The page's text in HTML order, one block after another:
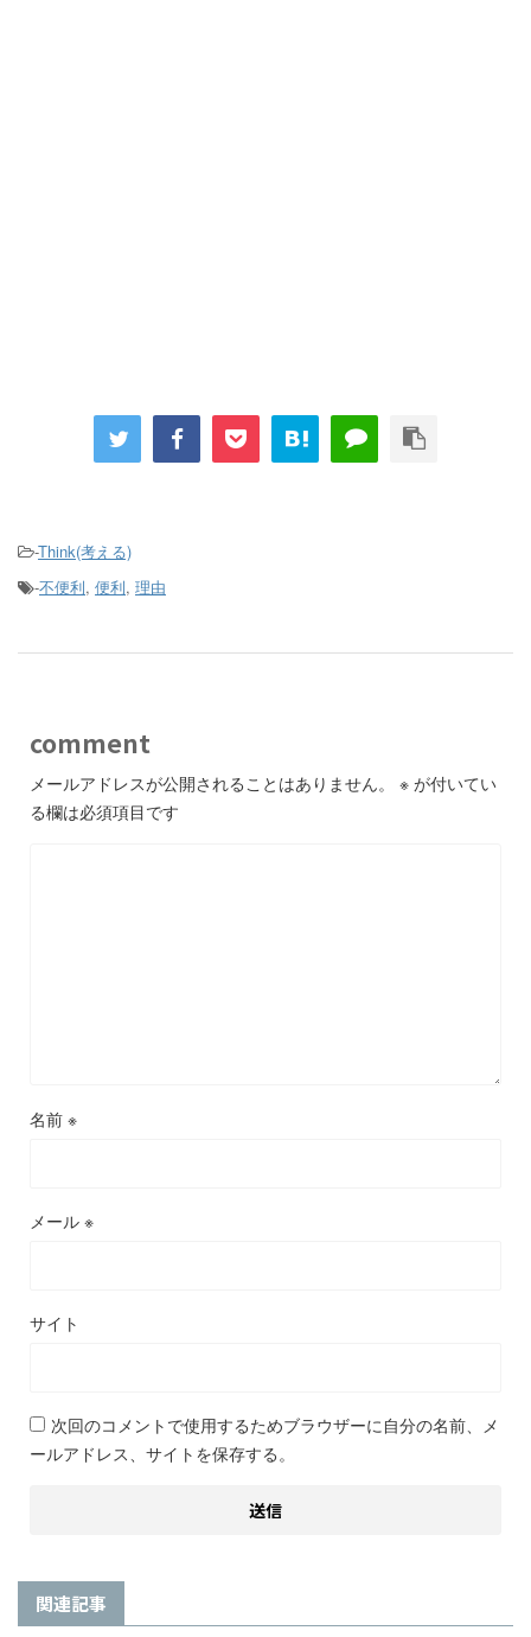
-Think(考える)
-不便利, 便利, 理由
comment
メールアドレスが公開されることはありません。 ※ が付いてい
る欄は必須項目です
名前 ※
メール ※
サイト
次回のコメントで使用するためブラウザーに自分の名前、メ
ールアドレス、サイトを保存する。
関連記事